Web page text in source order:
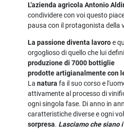
L'azienda agricola Antonio
condividere con voi questo
pausa con il protagonista della
La passione diventa lavoroe
orgoglioso di quello che lui
produzione di 7000 bottiglie
prodotte artigianalmente con
La natura fa il suo corso e
attivamente al processo di
ogni singola fase. Di anno in
caratteristiche diverse e ogni
sorpresa. Lasciamo che siano